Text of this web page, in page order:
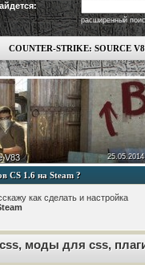
расширенный
COUNTER-STRIKE: SOURCE
25.05.2014
V83
СS 1.6 на Steam ?
как сделать и настройка
моды для css,